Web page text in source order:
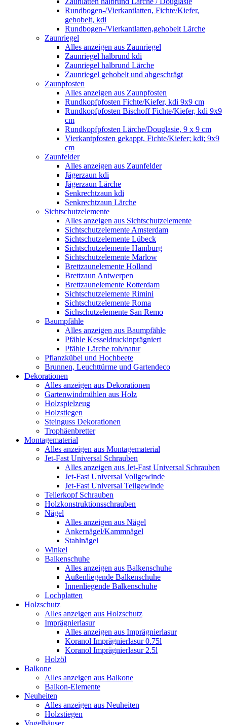
Rundbogen-/Vierkantlatten, Fichte/Kiefer,
gehobelt, kdi
Rundbogen-/Vierkantlatten,gehobelt Lärche
Zaunriegel
Alles anzeigen aus Zaunriegel
Zaunriegel halbrund kdi
Zaunriegel halbrund Lärche
Zaunriegel gehobelt und abgeschrägt
Zaunpfosten
Alles anzeigen aus Zaunpfosten
Rundkopfpfosten Fichte/Kiefer, kdi 9x9 cm
Rundkopfpfosten Bischoff Fichte/Kiefer, kdi 9x9
cm
Rundkopfpfosten Lärche/Douglasie, 9 x 9 cm
Vierkantpfosten gekappt, Fichte/Kiefer; kdi; 9x9
cm
Zaunfelder
Alles anzeigen aus Zaunfelder
Jägerzaun kdi
Jägerzaun Lärche
Senkrechtzaun kdi
Senkrechtzaun Lärche
Sichtschutzelemente
Alles anzeigen aus Sichtschutzelemente
Sichtschutzelemente Amsterdam
Sichtschutzelemente Lübeck
Sichtschutzelemente Hamburg
Sichtschutzelemente Marlow
Brettzaunelemente Holland
Brettzaun Antwerpen
Brettzaunelemente Rotterdam
Sichtschutzelemente Rimini
Sichtschutzelemente Roma
Sichschutzelemente San Remo
Baumpfähle
Alles anzeigen aus Baumpfähle
Pfähle Kesseldruckinprägniert
Pfähle Lärche roh/natur
Pflanzkübel und Hochbeete
Brunnen, Leuchttürme und Gartendeco
Dekorationen
Alles anzeigen aus Dekorationen
Gartenwindmühlen aus Holz
Holzspielzeug
Holzstiegen
Steinguss Dekorationen
Trophäenbretter
Montagematerial
Alles anzeigen aus Montagematerial
Jet-Fast Universal Schrauben
Alles anzeigen aus Jet-Fast Universal Schrauben
Jet-Fast Universal Vollgewinde
Jet-Fast Universal Teilgewinde
Tellerkopf Schrauben
Holzkonstruktionsschrauben
Nägel
Alles anzeigen aus Nägel
Ankernägel/Kammnägel
Stahlnägel
Winkel
Balkenschuhe
Alles anzeigen aus Balkenschuhe
Außenliegende Balkenschuhe
Innenliegende Balkenschuhe
Lochplatten
Holzschutz
Alles anzeigen aus Holzschutz
Imprägnierlasur
Alles anzeigen aus Imprägnierlasur
Koranol Imprägnierlasur 0.75l
Koranol Imprägnierlasur 2.5l
Holzöl
Balkone
Alles anzeigen aus Balkone
Balkon-Elemente
Neuheiten
Alles anzeigen aus Neuheiten
Holzstiegen
Vogelhäuser